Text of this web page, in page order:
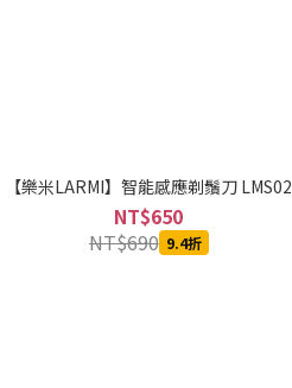
【樂米LARMI】智能感應剃鬚刀 LMS02
NT$650
NT$690 9.4折